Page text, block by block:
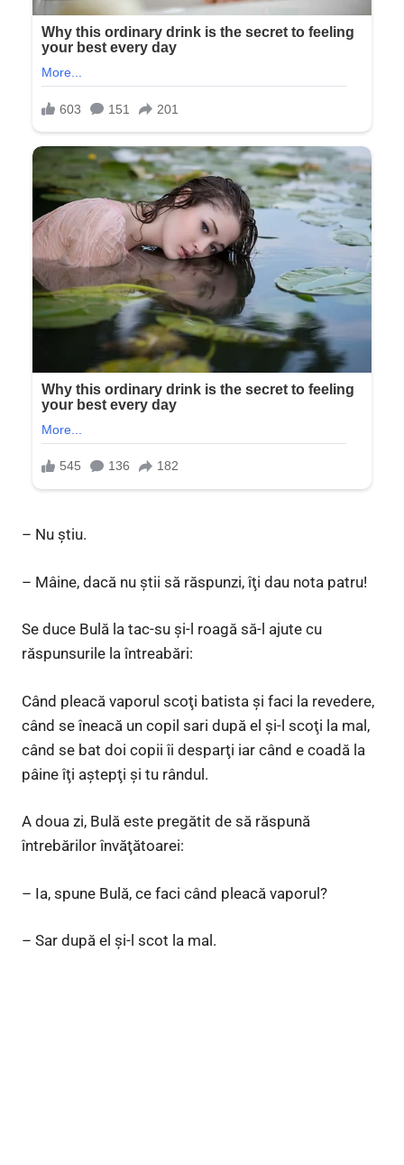
– Nu ştiu.
– Mâine, dacă nu ştii să răspunzi, îţi dau nota patru!
Se duce Bulă la tac-su şi-l roagă să-l ajute cu
răspunsurile la întreabări:
Când pleacă vaporul scoţi batista şi faci la revedere,
când se îneacă un copil sari după el şi-l scoţi la mal,
când se bat doi copii îi desparţi iar când e coadă la
pâine îţi aştepţi şi tu rândul.
A doua zi, Bulă este pregătit de să răspună
întrebărilor învăţătoarei:
– Ia, spune Bulă, ce faci când pleacă vaporul?
– Sar după el şi-l scot la mal.